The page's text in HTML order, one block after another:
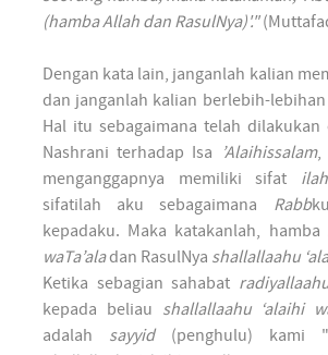
(hamba Allah dan RasulNya)'."
Dengan kata lain, janganlah kalian
dan janganlah kalian berlebih-
Hal itu sebagaimana telah
Nashrani terhadap Isa
’Alaihissalam,
menganggapnya memiliki sifat
sifatilah aku sebagaimana Rabb
kepadaku. Maka katakanlah, hamba
waTa’aladan RasulNya shallallaahu
Ketika sebagian sahabat
kepada beliau shallallaahu ‘alaihi
adalah sayyid(penghulu) kami